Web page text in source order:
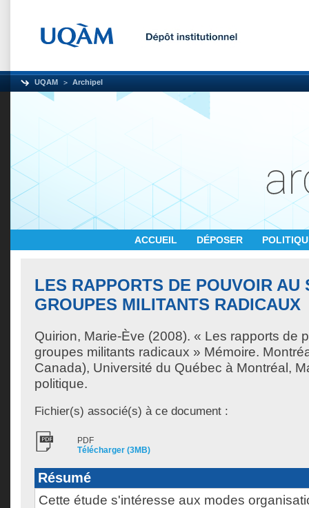
UQAM Archipel
ACCUEIL DÉPOSER
LES RAPPORTS DE POUVOIR AU
GROUPES MILITANTS RADICAUX
Quirion, Marie-Ève (2008). « Les rapports de
groupes militants radicaux » Mémoire.
Canada), Université du Québec à Montréal,
politique.
Fichier(s) associé(s) à ce document :
PDF
Télécharger (3MB)
Résumé
Cette étude s'intéresse aux modes